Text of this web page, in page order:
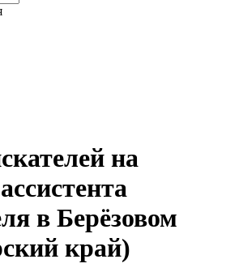
на
в Берёзовом
край)